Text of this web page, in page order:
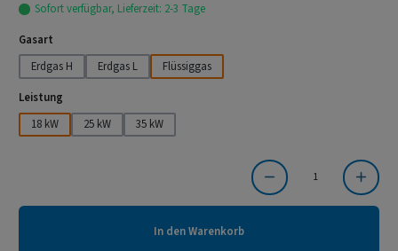
Sofort verfügbar, Lieferzeit: 2-3 Tage
Gasart
Erdgas H
Erdgas L
Flüssiggas
Leistung
18 kW
25 kW 35 kW
Produkt Anzahl: Gib den gewünschten Wert ein oder benutze die Schaltflächen um die
In den Warenkorb